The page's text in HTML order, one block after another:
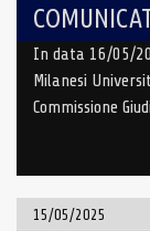
In data 16/05/
Milanesi
Commissione
15/05/2025